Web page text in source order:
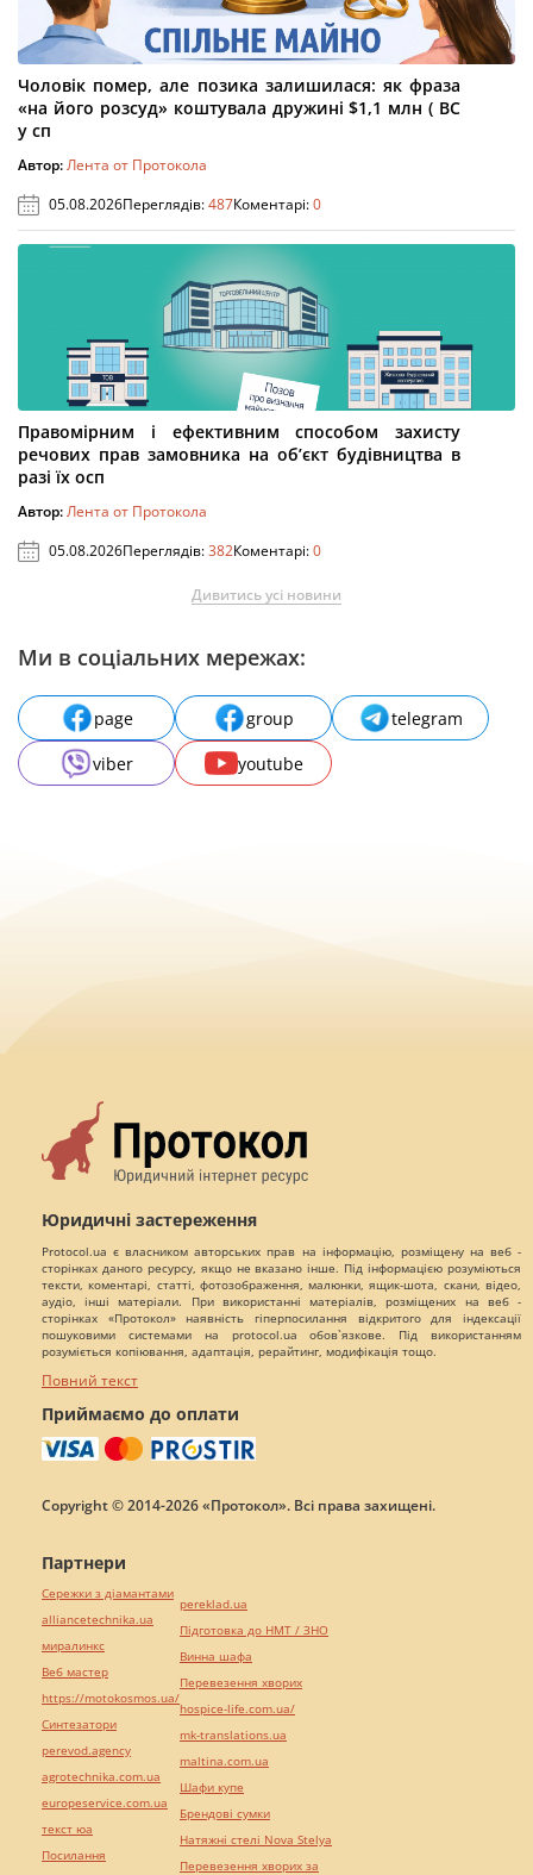
Чоловік помер, але позика залишилася: як фраза
«на його розсуд» коштувала дружині $1,1 млн ( ВС
у сп
Автор:Лента от Протокола
05.08.2026Переглядів:487Коментарі:0
Правомірним і ефективним способом захисту
речових прав замовника на об’єкт будівництва в
разі їх осп
Автор:Лента от Протокола
05.08.2026Переглядів:382Коментарі:0
Дивитись усі новини
Ми в соціальних мережах:
page group
telegram
viber
youtube
Юридичні застереження
Protocol.ua є власником авторських прав на інформацію, розміщену на веб -
сторінках даного ресурсу, якщо не вказано інше. Під інформацією розуміються
тексти, коментарі, статті, фотозображення, малюнки, ящик-шота, скани, відео,
аудіо, інші матеріали. При використанні матеріалів, розміщених на веб -
сторінках «Протокол» наявність гіперпосилання відкритого для індексації
пошуковими системами на protocol.ua обов`язкове. Під використанням
розуміється копіювання, адаптація, рерайтинг, модифікація тощо.
Повний текст
Приймаємо до оплати
Copyright © 2014-2026 «Протокол». Всі права захищені.
Партнери
Сережки з діамантами
alliancetechnika.ua
миралинкс
Веб мастер
https://motokosmos.ua/
Синтезатори
perevod.agency
agrotechnika.com.ua
europeservice.com.ua
текст юа
Посилання
pereklad.ua
Підготовка до НМТ / ЗНО
Винна шафа
Перевезення хворих
hospice-life.com.ua/
mk-translations.ua
maltina.com.ua
Шафи купе
Брендові сумки
Натяжні стелі Nova Stelya
Перевезення хворих за